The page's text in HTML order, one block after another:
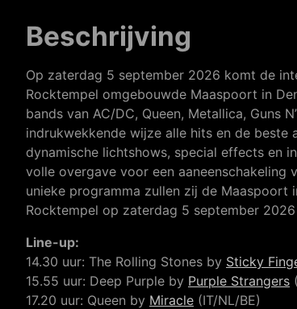
Beschrijving
Op zaterdag 5 september 2026 komt de
Rocktempel omgebouwde Maaspoort in
bands van AC/DC, Queen, Metallica, Guns
indrukwekkende wijze alle hits en de beste
dynamische lichtshows, special effects en
volle overgave voor een
unieke programma zullen zij de Maaspoort
Rocktempel op zaterdag 5 september 2026
Line-up:
14.30 uur: The Rolling Stones by Sticky
15.55 uur: Deep Purple by Purple Strangers
17.20 uur: Queen by Miracle (IT/NL/BE)